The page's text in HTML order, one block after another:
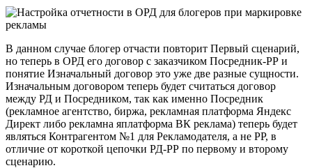
В данном случае блогер отчасти повторит Первый сценарий,
но теперь в ОРД его договор с заказчиком Посредник-РР и
понятие Изначальный договор это уже две разные сущности.
Изначальным договором теперь будет считаться договор
между РД и Посредником, так как именно Посредник
(рекламное агентство, биржа, рекламная платформа Яндекс
Директ либо рекламна яплатформа ВК реклама) теперь будет
являться Контрагентом №1 для Рекламодателя, а не РР, в
отличие от короткой цепочки РД-РР по первому и второму
сценарию.